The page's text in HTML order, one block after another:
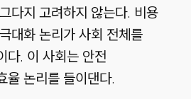
다지 고려하지 않는다. 비용
대화 논리가 사회 전체를
다. 이 사회는 안전
율 논리를 들이댄다.